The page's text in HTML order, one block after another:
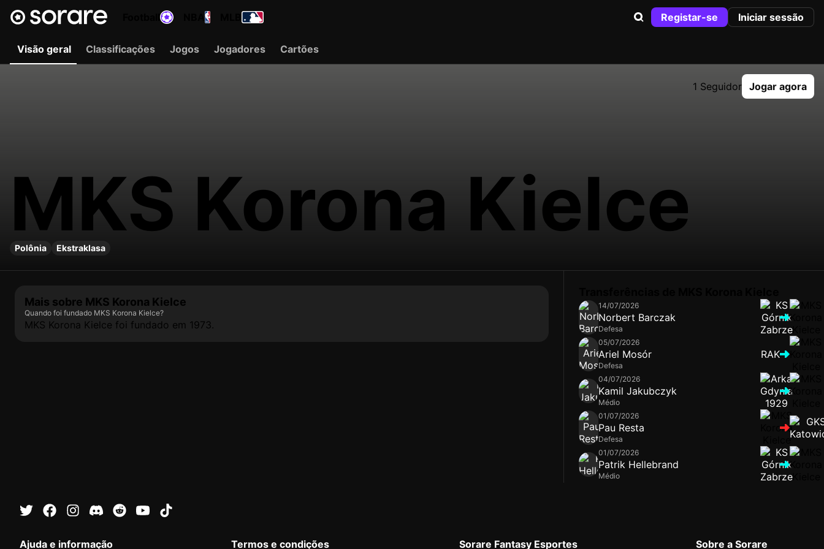
Registar-se Iniciar sessão
Visão geral Classificações Jogos Jogadores Cartões
1 Seguidor Jogar agora
MKS Korona Kielce
Polônia Ekstraklasa
Mais sobre MKS Korona Kielce
Quando foi fundado MKS Korona Kielce?
MKS Korona Kielce foi fundado em 1973.
14/07/2026
Norbert Barczak
Defesa
05/07/2026
Ariel Mosór
Defesa
RAK
04/07/2026
Kamil Jakubczyk
Médio
01/07/2026
Pau Resta
Defesa
01/07/2026
Patrik Hellebrand
Médio
Ajuda e informação Termos e condições Sorare Fantasy Esportes Sobre a Sorare